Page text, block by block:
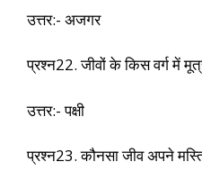
उत्तर:- अजगर
प्रश्न22. जीवों के किस वर्ग में
उत्तर:- पक्षी
प्रश्न23. कौनसा जीव अपने